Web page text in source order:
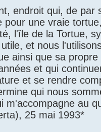
endroit qui, de par
une vraie
l'île de la Tortue,
et nous
ainsi que sa
et qui
et se rendre
qui nous
m'accompagne au
25 mai 1993*